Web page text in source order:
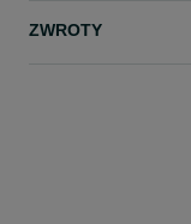
ZWROTY